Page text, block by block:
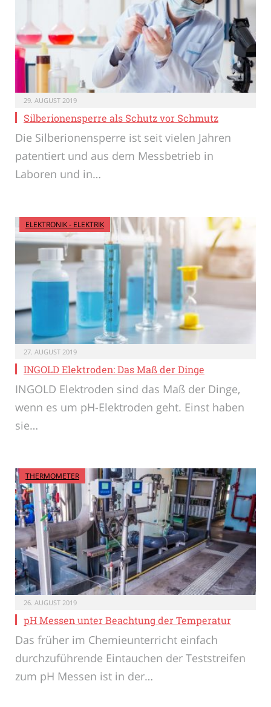
29. AUGUST 2019
Silberionensperre als Schutz vor Schmutz
Die Silberionensperre ist seit vielen Jahren
patentiert und aus dem Messbetrieb in
Laboren und in…
ELEKTRONIK - ELEKTRIK
27. AUGUST 2019
INGOLD Elektroden: Das Maß der Dinge
INGOLD Elektroden sind das Maß der Dinge,
wenn es um pH-Elektroden geht. Einst haben
sie…
THERMOMETER
26. AUGUST 2019
pH Messen unter Beachtung der Temperatur
Das früher im Chemieunterricht einfach
durchzuführende Eintauchen der Teststreifen
zum pH Messen ist in der…